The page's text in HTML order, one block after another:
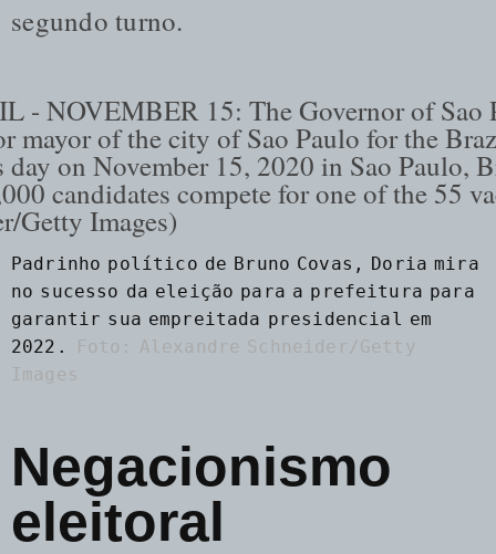
segundo turno.
Padrinho político de Bruno Covas, Doria mira
no sucesso da eleição para a prefeitura para
garantir sua empreitada presidencial em
2022.
Foto: Alexandre Schneider/Getty
Images
Negacionismo
eleitoral